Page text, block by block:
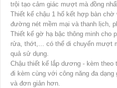
trội tạo cảm giác mượt mà đồng
Thiết kế chậu 1 hố kết hợp bàn
đường nét mềm mại và thanh lịch,
Thiết kế gờ hạ bậc thông minh cho
rửa, thớt,... có thể di chuyển mượt
quả sử dụng.
Chậu thiết kế lắp dương - kèm theo
đi kèm cùng với công năng đa dạng
và đơn giản hơn.